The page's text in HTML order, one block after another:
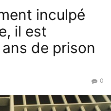
inculpé
il est
de prison
0